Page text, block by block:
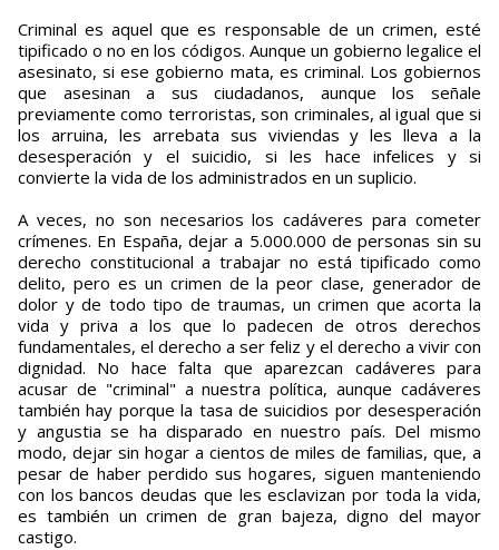
Criminal es aquel que es responsable de un crimen, esté
tipificado o no en los códigos. Aunque un gobierno legalice el
asesinato, si ese gobierno mata, es criminal. Los gobiernos
que asesinan a sus ciudadanos, aunque los señale
previamente como terroristas, son criminales, al igual que si
los arruina, les arrebata sus viviendas y les lleva a la
desesperación y el suicidio, si les hace infelices y si
convierte la vida de los administrados en un suplicio.
A veces, no son necesarios los cadáveres para cometer
crímenes. En España, dejar a 5.000.000 de personas sin su
derecho constitucional a trabajar no está tipificado como
delito, pero es un crimen de la peor clase, generador de
dolor y de todo tipo de traumas, un crimen que acorta la
vida y priva a los que lo padecen de otros derechos
fundamentales, el derecho a ser feliz y el derecho a vivir con
dignidad. No hace falta que aparezcan cadáveres para
acusar de "criminal" a nuestra política, aunque cadáveres
también hay porque la tasa de suicidios por desesperación
y angustia se ha disparado en nuestro país. Del mismo
modo, dejar sin hogar a cientos de miles de familias, que, a
pesar de haber perdido sus hogares, siguen manteniendo
con los bancos deudas que les esclavizan por toda la vida,
es también un crimen de gran bajeza, digno del mayor
castigo.